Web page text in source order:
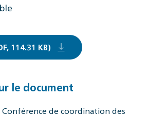
114.31 KB)
le document
Conférence de coordination des